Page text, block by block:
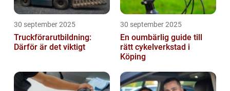
30 september 2025
Truckförarutbildning:
Därför är det viktigt
30 september 2025
En oumbärlig guide till
rätt cykelverkstad i
Köping